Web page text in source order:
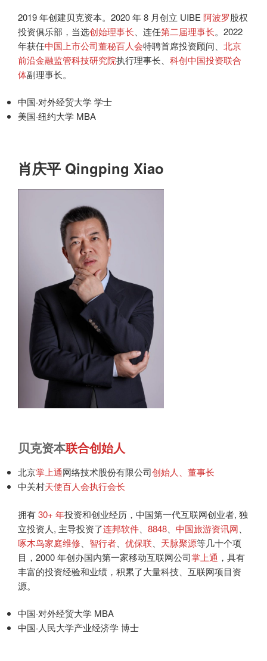
2019 年创建贝克资本。2020 年 8 月创立 UIBE 阿波罗股权
投资俱乐部，当选创始理事长 、连任第二届理事长。2022
年获任中国上市公司董秘百人会特聘首席投资顾问、 北京
前沿金融监管科技研究院执行理事长、 科创中国投资联合
体副理事长。
中国·对外经贸大学 学士
美国·纽约大学 MBA
肖庆平 Qingping Xiao
贝克资本联合创始人
北京掌上通网络技术股份有限公司创始人
董事长
中关村天使百人会执行会长
拥有30+ 年投资和创业经历，中国第一代互联网创业者, 独
立投资人, 主导投资了连邦软件 8848 中国旅游资讯网
啄木鸟家庭维修
智行者 优保联 天脉聚源等几十个项
目，2000 年创办国内第一家移动互联网公司掌上通 ，具有
丰富的投资经验和业绩，积累了大量科技、互联网项目资
源。
中国·对外经贸大学 MBA
中国·人民大学产业经济学 博士